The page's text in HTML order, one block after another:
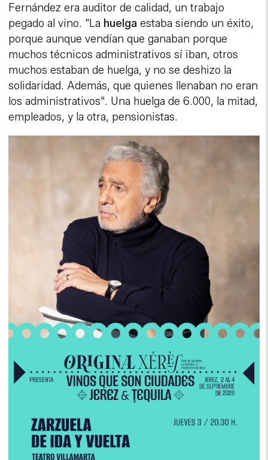
Fernández era auditor de calidad, un trabajo
pegado al vino. "La huelgaestaba siendo un éxito,
porque aunque vendían que ganaban porque
muchos técnicos administrativos sí iban, otros
muchos estaban de huelga, y no se deshizo la
solidaridad. Además, que quienes llenaban no eran
los administrativos". Una huelga de 6.000, la mitad,
empleados, y la otra, pensionistas.